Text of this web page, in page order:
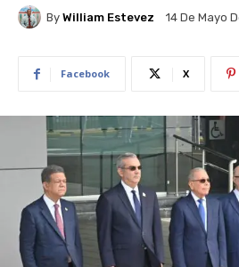
By William Estevez 14 De Mayo
Facebook X